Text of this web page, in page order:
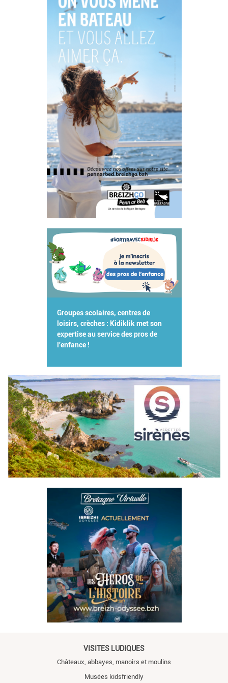
Groupes scolaires, centres de
loisirs, crèches : Kidiklik met son
expertise au service des pros de
l'enfance !
VISITES LUDIQUES
Châteaux, abbayes, manoirs et moulins
Musées kidsfriendly